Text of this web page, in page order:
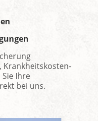
Krankheitskosten-
Ihre
bei uns.